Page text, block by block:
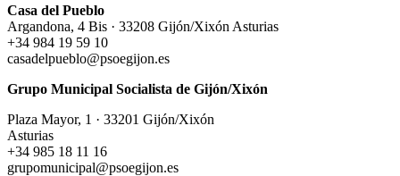
Casa del Pueblo
Argandona, 4 Bis · 33208 Gijón/Xixón Asturias
+34 984 19 59 10
casadelpueblo@psoegijon.es
Grupo Municipal Socialista de Gijón/Xixón
Plaza Mayor, 1 · 33201 Gijón/Xixón
Asturias
+34 985 18 11 16
grupomunicipal@psoegijon.es